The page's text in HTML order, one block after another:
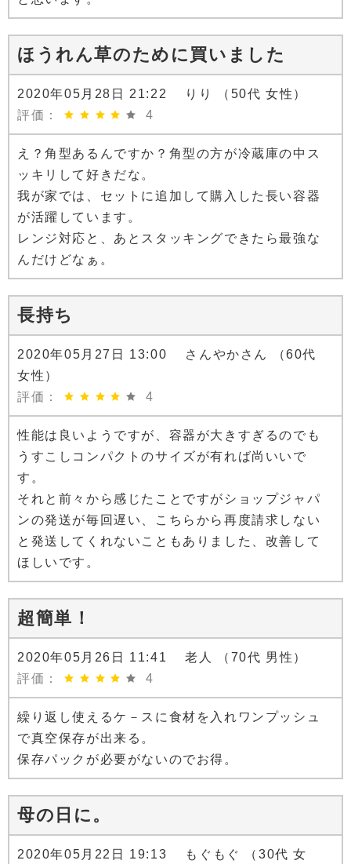
ほうれん草のために買いました
2020年05月28日 21:22 りり （50代 女性）
評価：
4
え？角型あるんですか？角型の方が冷蔵庫の中ス
ッキリして好きだな。
我が家では、セットに追加して購入した長い容器
が活躍しています。
レンジ対応と、あとスタッキングできたら最強な
んだけどなぁ。
長持ち
2020年05月27日 13:00 さんやかさん （60代
女性）
評価：
4
性能は良いようですが、容器が大きすぎるのでも
うすこしコンパクトのサイズが有れば尚いいで
す。
それと前々から感じたことですがショップジャパ
ンの発送が毎回遅い、こちらから再度請求しない
と発送してくれないこともありました、改善して
ほしいです。
超簡単！
2020年05月26日 11:41 老人 （70代 男性）
評価：
4
繰り返し使えるケ－スに食材を入れワンプッシュ
で真空保存が出来る。
保存パックが必要がないのでお得。
母の日に。
2020年05月22日 19:13 もぐもぐ （30代 女